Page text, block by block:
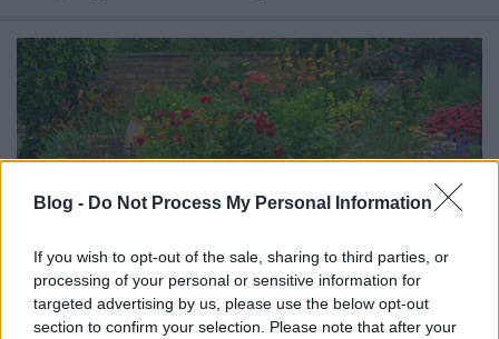
Blog - Do Not Process My Personal Information
If you wish to opt-out of the sale, sharing to third parties, or
processing of your personal or sensitive information for
targeted advertising by us, please use the below opt-out
section to confirm your selection. Please note that after your